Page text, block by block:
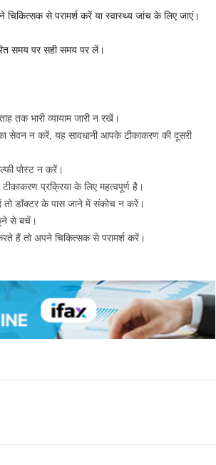
से परामर्श करें या स्वास्थ्य जांच के लिए जाएं।
समय पर सही समय पर लें।
तक भारी व्यायाम जारी न रखें।
सेवन न करें, यह सावधानी आपके टीकाकरण की दूसरी
पोस्ट न करें।
प्रक्रिया के लिए महत्वपूर्ण है।
तो डॉक्टर के पास जाने में संकोच न करें।
से बचें।
हैं तो अपने चिकित्सक से परामर्श करें।